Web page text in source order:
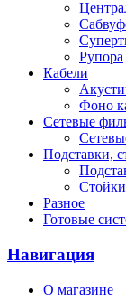
Рупора
Кабели
Фоно
Сетевые
Подставки,
Разное
Готовые
Навигация
О магазине